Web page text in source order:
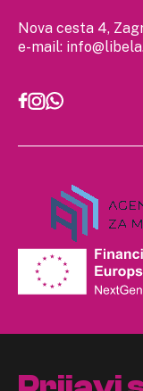
Nova cesta 4,
e-mail: